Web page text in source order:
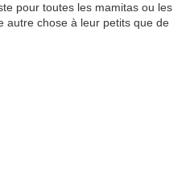
pour toutes les mamitas ou les
autre chose à leur petits que de